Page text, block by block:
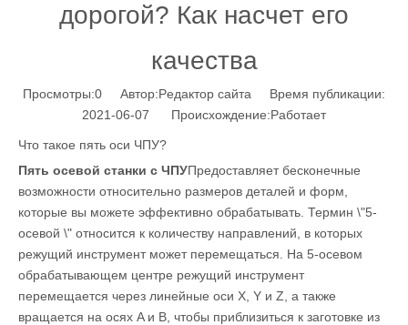
дорогой? Как насчет его
качества
Просмотры:0 Автор:Pедактор сайта Время публикации:
2021-06-07 Происхождение:Работает
Что такое пять оси ЧПУ?
Пять осевой станки с ЧПУПредоставляет бесконечные
возможности относительно размеров деталей и форм,
которые вы можете эффективно обрабатывать. Термин \"5-
осевой \" относится к количеству направлений, в которых
режущий инструмент может перемещаться. На 5-осевом
обрабатывающем центре режущий инструмент
перемещается через линейные оси X, Y и Z, а также
вращается на осях A и B, чтобы приблизиться к заготовке из